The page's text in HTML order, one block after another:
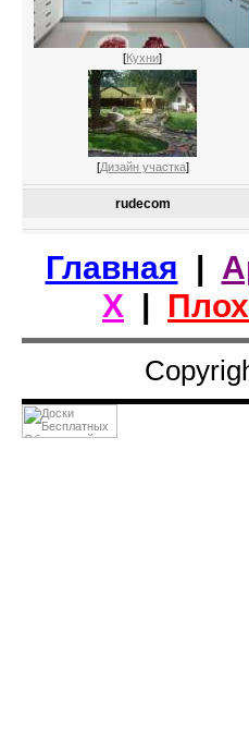
[Кухни]
[Дизайн участка]
rudecom
Главная |
Х |